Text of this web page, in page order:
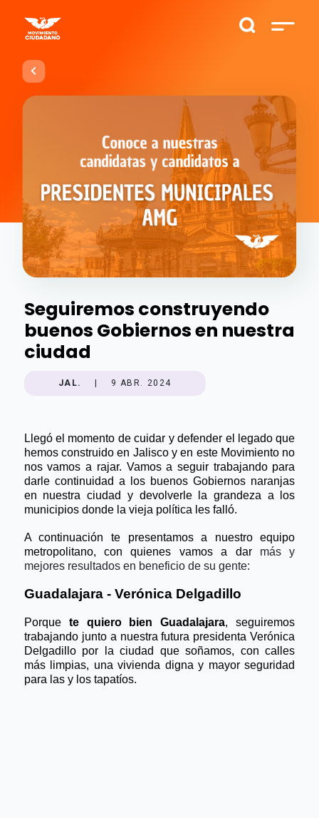
Seguiremos construyendo
buenos Gobiernos en nuestra
ciudad
JAL. 9 ABR. 2024
Llegó el momento de cuidar y defender el legado que
hemos construido en Jalisco y en este Movimiento no
nos vamos a rajar. Vamos a seguir trabajando para
darle continuidad a los buenos Gobiernos naranjas
en nuestra ciudad y devolverle la grandeza a los
municipios donde la vieja política les falló.
A continuación te presentamos a nuestro equipo
metropolitano, con quienes vamos a dar más y
mejores resultados en beneficio de su gente:
Guadalajara - Verónica Delgadillo
Porque te quiero bien Guadalajara, seguiremos
trabajando junto a nuestra futura presidenta Verónica
Delgadillo por la ciudad que soñamos, con calles
más limpias, una vivienda digna y mayor seguridad
para las y los tapatíos.